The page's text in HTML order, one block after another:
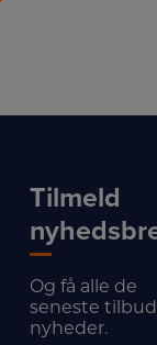
Tilmeld
Og få alle de
seneste
nyheder.